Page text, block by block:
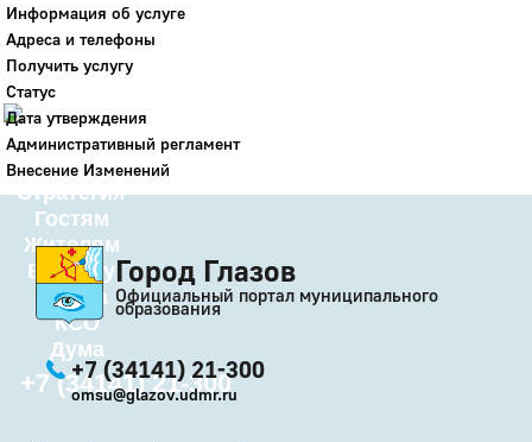
Глазов
Официальный портал
муниципального
образования
История
Настоящее
Стратегия
Гостям
Жителям
Бизнесу
Глава
КСО
Дума
+7 (34141) 21-300
Информация об услуге
Адреса и телефоны
Получить услугу
Статус
Дата утверждения
Административный регламент
Внесение Изменений
Город Глазов
Официальный портал муниципального
образования
+7 (34141) 21-300
omsu@glazov.udmr.ru